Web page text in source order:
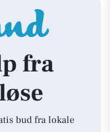
fra
bud fra lokale